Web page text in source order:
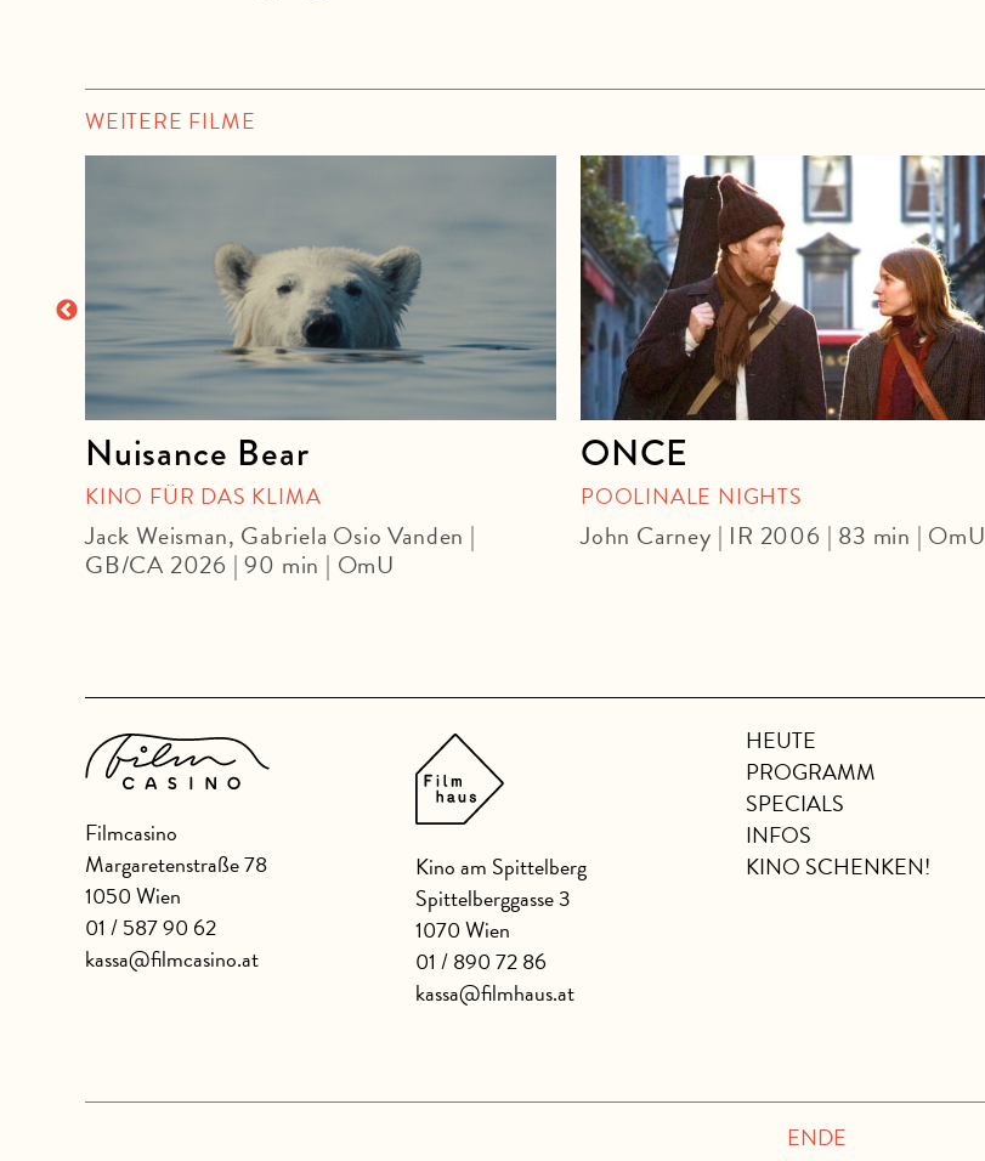
WEITERE FILME
Nuisance Bear
KINO FÜR DAS KLIMA
Jack Weisman, Gabriela Osio Vanden |
GB/CA 2026 | 90 min | OmU
ONCE
POOLINALE NIGHTS
John Carney | IR 2006 | 83 min | OmU
Filmcasino
Margaretenstraße 78
1050 Wien
01 / 587 90 62
kassa@filmcasino.at
Kino am Spittelberg
Spittelberggasse 3
1070 Wien
01 / 890 72 86
kassa@filmhaus.at
HEUTE
PROGRAMM
SPECIALS
INFOS
KINO SCHENKEN!
ENDE